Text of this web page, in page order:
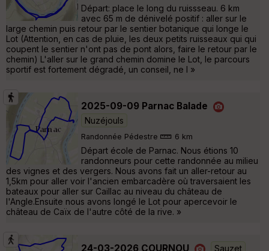
Départ: place le long du ruissseau. 6 km
avec 65 m de dénivelé positif : aller sur le
large chemin puis retour par le sentier botanique qui longe le
Lot (Attention, en cas de pluie, les deux petits ruisseaux qui qui
coupent le sentier n'ont pas de pont alors, faire le retour par le
chemin) L'aller sur le grand chemin domine le Lot, le parcours
sportif est fortement dégradé, un conseil, ne l »
2025-09-09 Parnac Balade
Nuzéjouls
Randonnée Pédestre 6 km
Départ école de Parnac. Nous étions 10
randonneurs pour cette randonnée au milieu
des vignes et des vergers. Nous avons fait un aller-retour au
1,5km pour aller voir l'ancien embarcadère où traversaient les
bateaux pour aller sur Caillac au niveau du château de
l'Angle.Ensuite nous avons longé le Lot pour apercevoir le
château de Caïx de l'autre côté de la rive. »
24-03-2026 COURNOU Sauzet